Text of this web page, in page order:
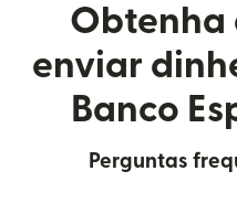
Obtenha
enviar
Banco
Perguntas